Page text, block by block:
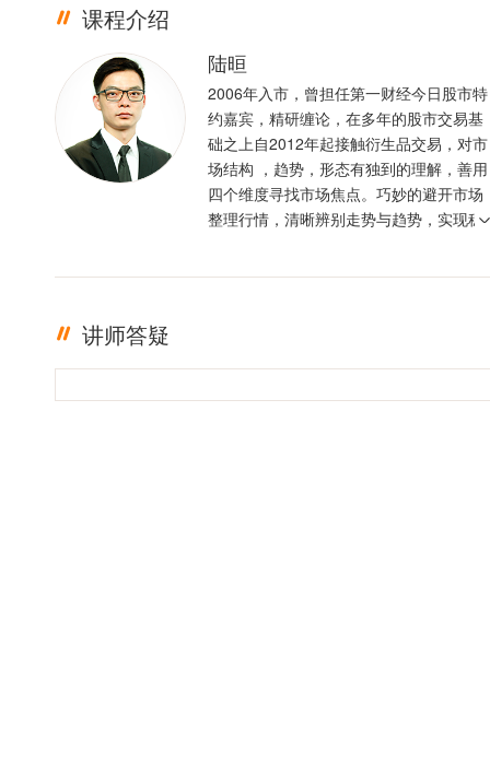
课程介绍
陆晅
2006年入市，曾担任第一财经今日股市特
约嘉宾，精研缠论，在多年的股市交易基
础之上自2012年起接触衍生品交易，对市
场结构 ，趋势，形态有独到的理解，善用
四个维度寻找市场焦点。巧妙的避开市场
整理行情，清晰辨别走势与趋势，实现稳
讲师答疑